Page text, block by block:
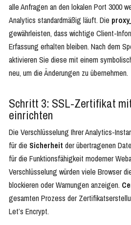
alle Anfragen an den lokalen Port 3000
Analytics standardmäßig läuft. Die
gewährleisten, dass wichtige Client-
Erfassung erhalten bleiben. Nach dem
aktivieren Sie diese mit einem
neu, um die Änderungen zu übernehmen.
Schritt 3: SSL-Zertifikat
einrichten
Die Verschlüsselung Ihrer Analytics-
für die Sicherheit der übertragenen
für die Funktionsfähigkeit moderner
Verschlüsselung würden viele Browser
blockieren oder Warnungen anzeigen.
gesamten Prozess der
Let’s Encrypt.